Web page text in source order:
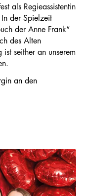
als Regieassistentin
der Spielzeit
der Anne Frank“
des Alten
ist seither an unserem
an den